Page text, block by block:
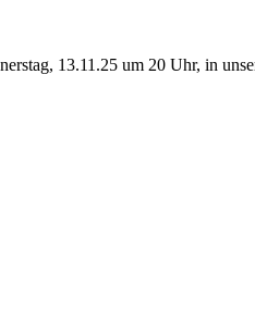
13.11.25 um 20 Uhr, in